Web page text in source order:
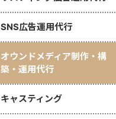
SNS広告運用代行
オウンドメディア制作・構
築・運用代行
キャスティング